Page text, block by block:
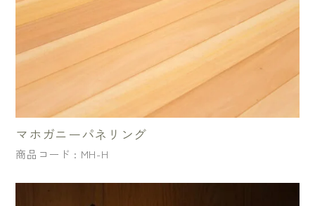
マホガニーパネリング
商品コード : MH-H